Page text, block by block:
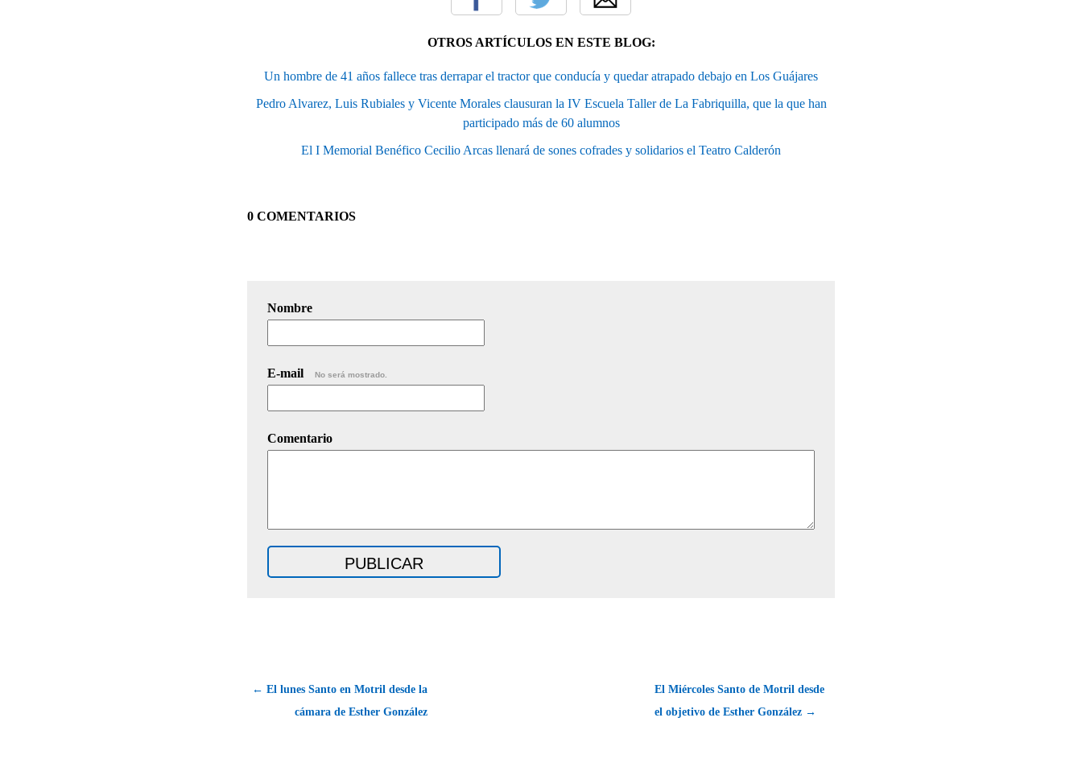
OTROS ARTÍCULOS EN ESTE BLOG:
Un hombre de 41 años fallece tras derrapar el tractor que conducía y quedar atrapado debajo en Los Guájares
Pedro Alvarez, Luis Rubiales y Vicente Morales clausuran la IV Escuela Taller de La Fabriquilla, que la que han
participado más de 60 alumnos
El I Memorial Benéfico Cecilio Arcas llenará de sones cofrades y solidarios el Teatro Calderón
0 COMENTARIOS
Nombre
E-mail No será mostrado.
Comentario
← El lunes Santo en Motril desde la
cámara de Esther González
El Miércoles Santo de Motril desde
el objetivo de Esther González →